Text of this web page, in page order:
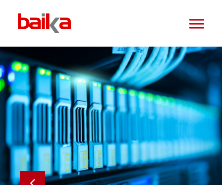
HOME
NOTICIAS
BET
K2GLASS
STS
BAIKA MERCADOS
BAIKA INMUEBLES